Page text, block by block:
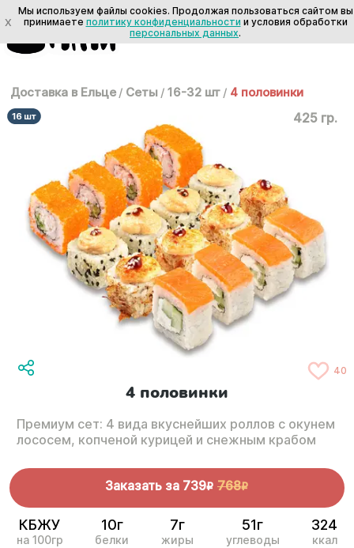
Доставка в Ельце / Сеты / 16-32 шт / 4 половинки
425 гр.
40
4 половинки
Премиум сет: 4 вида вкуснейших роллов с окунем
лососем, копченой курицей и снежным крабом
Заказать за 739R 768R
КБЖУ
на 100гр
10г
белки
7г
жиры
51г
углеводы
324
ккал
X
Мы используем файлы cookies. Продолжая пользоваться сайтом вы
принимаете политику конфиденциальности и условия обработки
персональных данных.